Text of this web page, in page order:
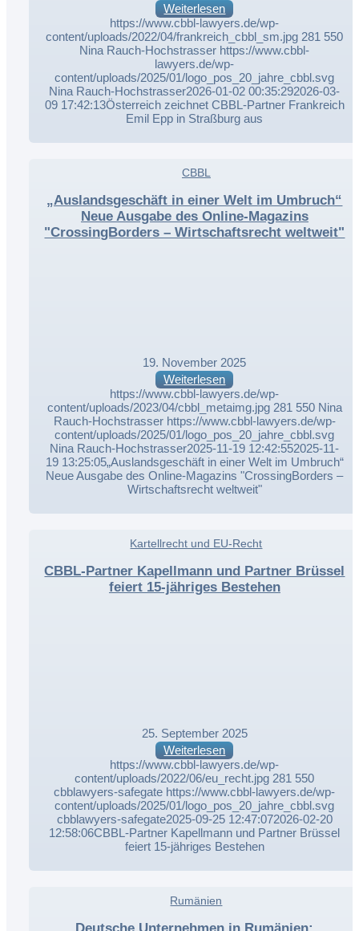
Weiterlesen
https://www.cbbl-lawyers.de/wp-
content/uploads/2022/04/frankreich_cbbl_sm.jpg 281 550
Nina Rauch-Hochstrasser https://www.cbbl-
lawyers.de/wp-
content/uploads/2025/01/logo_pos_20_jahre_cbbl.svg
Nina Rauch-Hochstrasser2026-01-02 00:35:292026-03-
09 17:42:13Österreich zeichnet CBBL-Partner Frankreich
Emil Epp in Straßburg aus
„Auslandsgeschäft in einer Welt im Umbruch“
Neue Ausgabe des Online-Magazins
"CrossingBorders – Wirtschaftsrecht weltweit"
CBBL
19. November 2025
Weiterlesen
https://www.cbbl-lawyers.de/wp-
content/uploads/2023/04/cbbl_metaimg.jpg 281 550 Nina
Rauch-Hochstrasser https://www.cbbl-lawyers.de/wp-
content/uploads/2025/01/logo_pos_20_jahre_cbbl.svg
Nina Rauch-Hochstrasser2025-11-19 12:42:552025-11-
19 13:25:05„Auslandsgeschäft in einer Welt im Umbruch“
Neue Ausgabe des Online-Magazins "CrossingBorders –
Wirtschaftsrecht weltweit"
CBBL-Partner Kapellmann und Partner Brüssel
feiert 15-jähriges Bestehen
Kartellrecht und EU-Recht
25. September 2025
Weiterlesen
https://www.cbbl-lawyers.de/wp-
content/uploads/2022/06/eu_recht.jpg 281 550
cbblawyers-safegate https://www.cbbl-lawyers.de/wp-
content/uploads/2025/01/logo_pos_20_jahre_cbbl.svg
cbblawyers-safegate2025-09-25 12:47:072026-02-20
12:58:06CBBL-Partner Kapellmann und Partner Brüssel
feiert 15-jähriges Bestehen
Rumänien